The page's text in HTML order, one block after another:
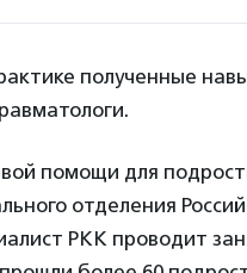
полученные
помощи для
отделения
РКК проводит